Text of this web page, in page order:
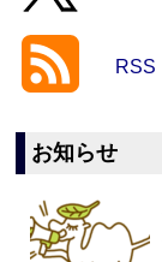
RSS
お知らせ